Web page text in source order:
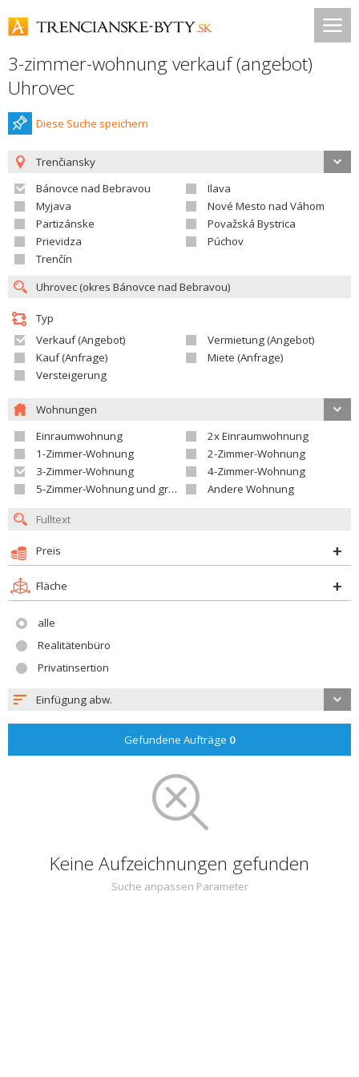
3-zimmer-wohnung verkauf (angebot)
Uhrovec
Diese Suche speichern
Trenčiansky
Bánovce nad Bebravou
Ilava
Myjava
Nové Mesto nad Váhom
Partizánske
Považská Bystrica
Prievidza
Púchov
Trenčín
Typ
Verkauf (Angebot)
Vermietung (Angebot)
Kauf (Anfrage)
Miete (Anfrage)
Versteigerung
Wohnungen
Einraumwohnung
2x Einraumwohnung
1-Zimmer-Wohnung
2-Zimmer-Wohnung
3-Zimmer-Wohnung
4-Zimmer-Wohnung
5-Zimmer-Wohnung und größer
Andere Wohnung
Preis
Fläche
alle
Realitätenbüro
Privatinsertion
Einfügung abw.
Gefundene Aufträge 0
Keine Aufzeichnungen gefunden
Suche anpassen Parameter